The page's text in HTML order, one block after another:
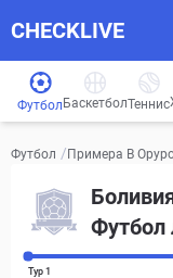
CHECKLIVE
Футбол БаскетболТеннис
Футбол /Примера B
Футбол
Тур 1